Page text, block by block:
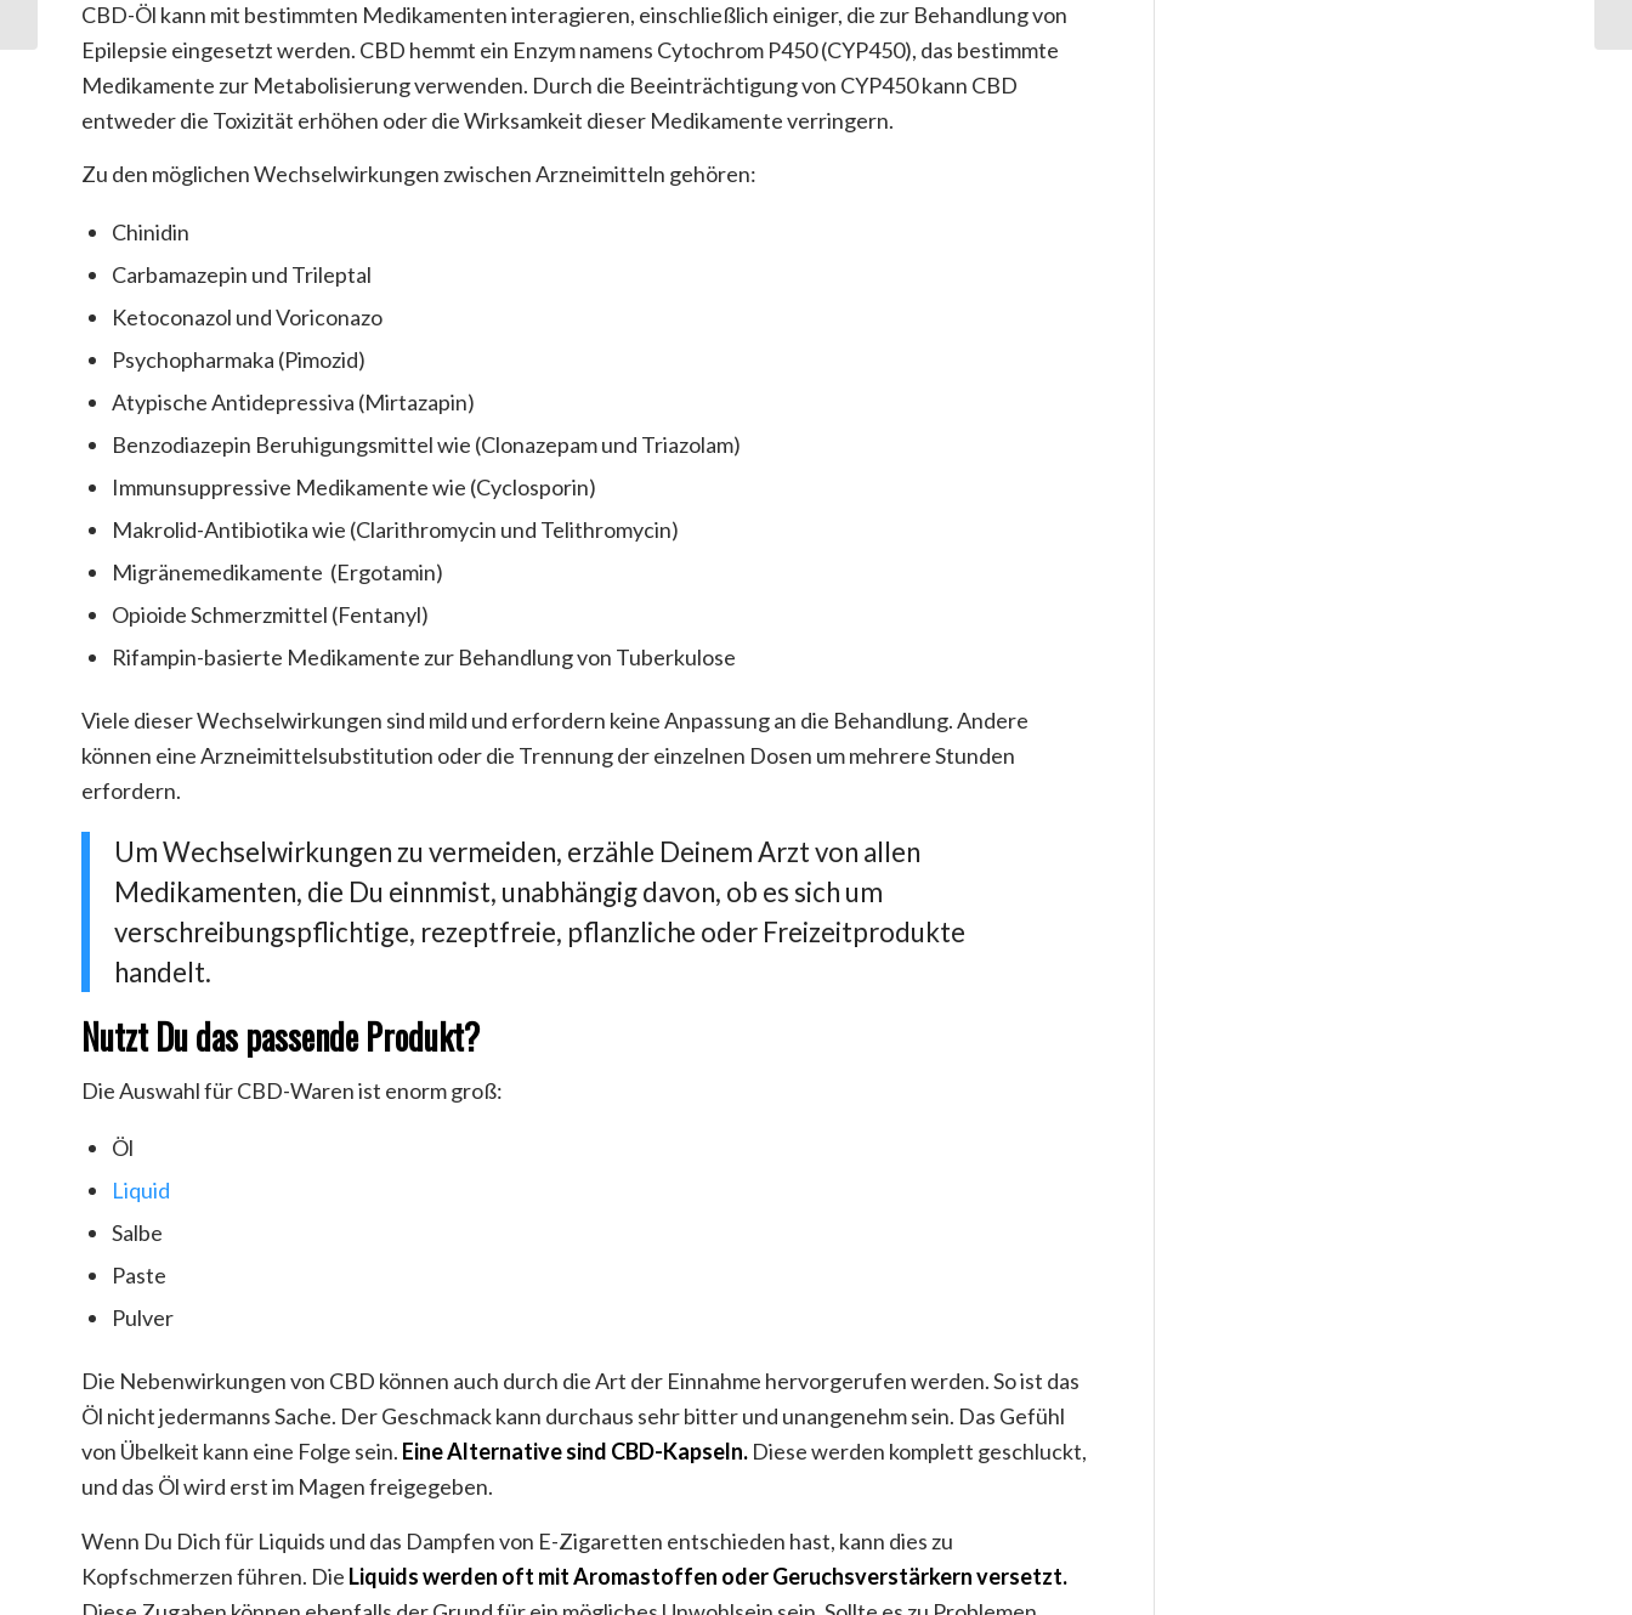
CBD-Öl kann mit bestimmten Medikamenten interagieren, einschließlich einiger, die zur Behandlung von
Epilepsie eingesetzt werden. CBD hemmt ein Enzym namens Cytochrom P450 (CYP450), das bestimmte
Medikamente zur Metabolisierung verwenden. Durch die Beeinträchtigung von CYP450 kann CBD
entweder die Toxizität erhöhen oder die Wirksamkeit dieser Medikamente verringern.
Zu den möglichen Wechselwirkungen zwischen Arzneimitteln gehören:
Chinidin
Carbamazepin und Trileptal
Ketoconazol und Voriconazo
Psychopharmaka (Pimozid)
Atypische Antidepressiva (Mirtazapin)
Benzodiazepin Beruhigungsmittel wie (Clonazepam und Triazolam)
Immunsuppressive Medikamente wie (Cyclosporin)
Makrolid-Antibiotika wie (Clarithromycin und Telithromycin)
Migränemedikamente (Ergotamin)
Opioide Schmerzmittel (Fentanyl)
Rifampin-basierte Medikamente zur Behandlung von Tuberkulose
Viele dieser Wechselwirkungen sind mild und erfordern keine Anpassung an die Behandlung. Andere
können eine Arzneimittelsubstitution oder die Trennung der einzelnen Dosen um mehrere Stunden
erfordern.
Um Wechselwirkungen zu vermeiden, erzähle Deinem Arzt von allen
Medikamenten, die Du einnmist, unabhängig davon, ob es sich um
verschreibungspflichtige, rezeptfreie, pflanzliche oder Freizeitprodukte
handelt.
Nutzt Du das passende Produkt?
Die Auswahl für CBD-Waren ist enorm groß:
Öl
Liquid
Salbe
Paste
Pulver
Die Nebenwirkungen von CBD können auch durch die Art der Einnahme hervorgerufen werden. So ist das
Öl nicht jedermanns Sache. Der Geschmack kann durchaus sehr bitter und unangenehm sein. Das Gefühl
von Übelkeit kann eine Folge sein. Eine Alternative sind CBD-Kapseln. Diese werden komplett geschluckt,
und das Öl wird erst im Magen freigegeben.
Wenn Du Dich für Liquids und das Dampfen von E-Zigaretten entschieden hast, kann dies zu
Kopfschmerzen führen. Die Liquids werden oft mit Aromastoffen oder Geruchsverstärkern versetzt.